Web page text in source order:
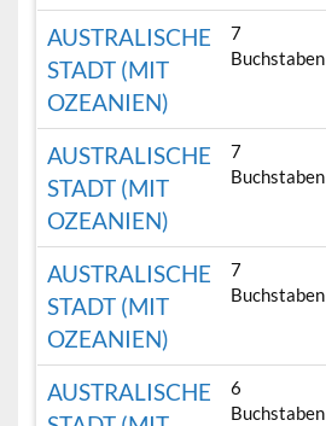
AUSTRALISCHE
STADT (MIT
OZEANIEN)
7
Buchstaben
AUSTRALISCHE
STADT (MIT
OZEANIEN)
7
Buchstaben
AUSTRALISCHE
STADT (MIT
OZEANIEN)
7
Buchstaben
AUSTRALISCHE
6
Buchstaben